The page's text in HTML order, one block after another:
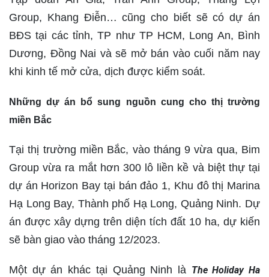
Group, Khang Điễn… cũng cho biết sẽ có dự án
BĐS tại các tỉnh, TP như TP HCM, Long An, Bình
Dương, Đồng Nai và sẽ mở bán vào cuối năm nay
khi kinh tế mở cửa, dịch được kiểm soát.
Những dự án bổ sung nguồn cung cho thị trường
miền Bắc
Tại thị trường miền Bắc, vào tháng 9 vừa qua, Bim
Group vừa ra mắt hơn 300 lô liền kề và biệt thự tại
dự án Horizon Bay tại bán đảo 1, Khu đô thị Marina
Hạ Long Bay, Thành phố Hạ Long, Quảng Ninh. Dự
án được xây dựng trên diện tích đất 10 ha, dự kiến
sẽ bàn giao vào tháng 12/2023.
Một dự án khác tại Quảng Ninh là The Holiday Ha